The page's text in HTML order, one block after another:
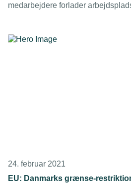
medarbejdere forlader
tidligt hjem. Må han det?
24. februar 2021
EU: Danmarks grænse-